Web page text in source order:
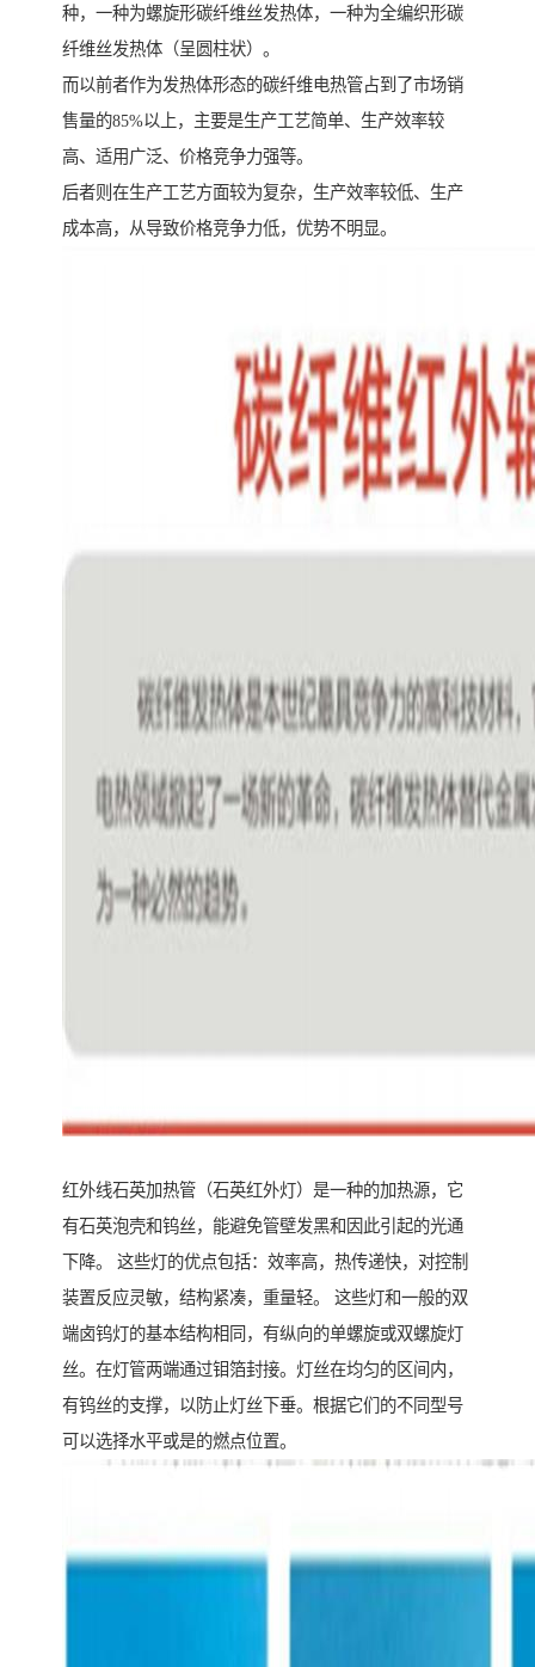
种，一种为螺旋形碳纤维丝发热体，一种为全编织形碳
纤维丝发热体（呈圆柱状）。
而以前者作为发热体形态的碳纤维电热管占到了市场销
售量的85%以上，主要是生产工艺简单、生产效率较
高、适用广泛、价格竞争力强等。
后者则在生产工艺方面较为复杂，生产效率较低、生产
成本高，从导致价格竞争力低，优势不明显。
红外线石英加热管（石英红外灯）是一种的加热源，它
有石英泡壳和钨丝，能避免管壁发黑和因此引起的光通
下降。 这些灯的优点包括：效率高，热传递快，对控制
装置反应灵敏，结构紧凑，重量轻。 这些灯和一般的双
端卤钨灯的基本结构相同，有纵向的单螺旋或双螺旋灯
丝。在灯管两端通过钼箔封接。灯丝在均匀的区间内，
有钨丝的支撑，以防止灯丝下垂。根据它们的不同型号
可以选择水平或是的燃点位置。